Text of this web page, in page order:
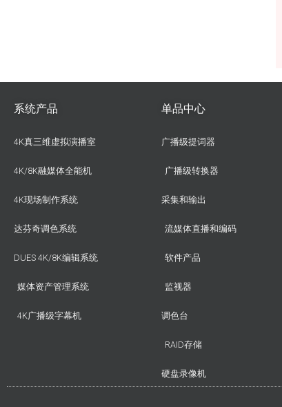
系统产品
4K真三维虚拟演播室
4K/8K融媒体全能机
4K现场制作系统
达芬奇调色系统
DUES 4K/8K编辑系统
媒体资产管理系统
4K广播级字幕机
单品中心
广播级提词器
广播级转换器
采集和输出
流媒体直播和编码
软件产品
监视器
调色台
RAID存储
硬盘录像机